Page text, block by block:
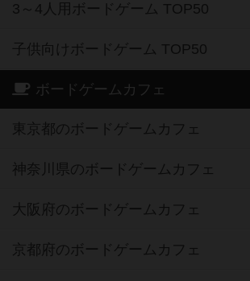
3～4人用ボードゲーム TOP50
子供向けボードゲーム TOP50
ボードゲームカフェ
東京都のボードゲームカフェ
神奈川県のボードゲームカフェ
大阪府のボードゲームカフェ
京都府のボードゲームカフェ